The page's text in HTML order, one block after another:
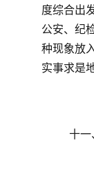
度综合出
公安、纪
种现象放
实事求是
十一